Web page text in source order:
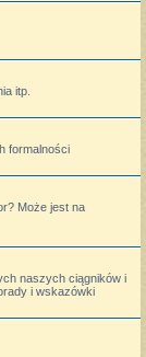
itp.
formalności
Może jest na
naszych ciągników i
i wskazówki